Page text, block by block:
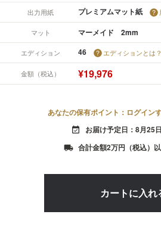
出力用紙 プレミアムマット紙
マット マーメイド 2mm
エディション 46 エディションとは？
金額（税込） ¥19,976
あなたの保有ポイント：ログイン
event_available お届け予定日：8月25
local_shipping 合計金額2万円（税込）